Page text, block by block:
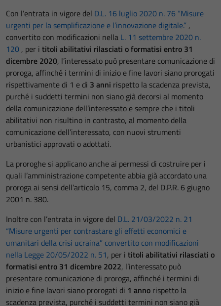
Con l’entrata in vigore del D.L. 16 luglio 2020 n. 76 “Misure
urgenti per la semplificazione e l’innovazione digitale.” ,
convertito con modificazioni nella L. 11 settembre 2020 n.
120 , per i titoli abilitativi rilasciati o formatisi entro 31
dicembre 2020, l’interessato può presentare comunicazione di
proroga, affinché i termini di inizio e fine lavori siano prorogati
rispettivamente di 1 e di 3 anni rispetto la scadenza prevista,
purché i suddetti termini non siano già decorsi al momento
della comunicazione dell’interessato e sempre che i titoli
abilitativi non risultino in contrasto, al momento della
comunicazione dell’interessato, con nuovi strumenti
urbanistici approvati o adottati.
La proroghe si applicano anche ai permessi di costruire per i
quali l’amministrazione competente abbia già accordato una
proroga ai sensi dell’articolo 15, comma 2, del D.P.R. 6 giugno
2001 n. 380.
Inoltre con l’entrata in vigore del D.L. 21/03/2022 n. 21
“Misure urgenti per contrastare gli effetti economici e
umanitari della crisi ucraina” convertito con modificazioni
nella Legge 20/05/2022 n. 51, per i titoli abilitativi rilasciati o
formatisi entro 31 dicembre 2022, l’interessato può
presentare comunicazione di proroga, affinché i termini di
inizio e fine lavori siano prorogati di 1 anno rispetto la
scadenza prevista, purché i suddetti termini non siano già